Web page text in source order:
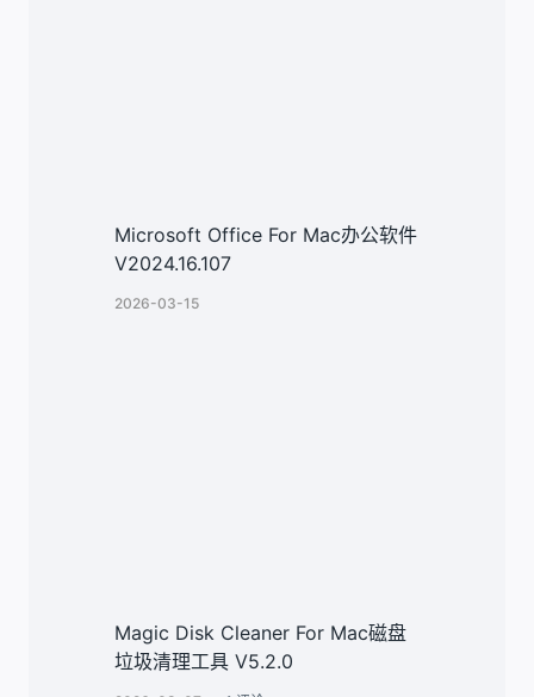
Microsoft Office For Mac办公软件
V2024.16.107
2026-03-15
Magic Disk Cleaner For Mac磁盘
垃圾清理工具 V5.2.0